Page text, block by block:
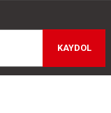
KAYDOL